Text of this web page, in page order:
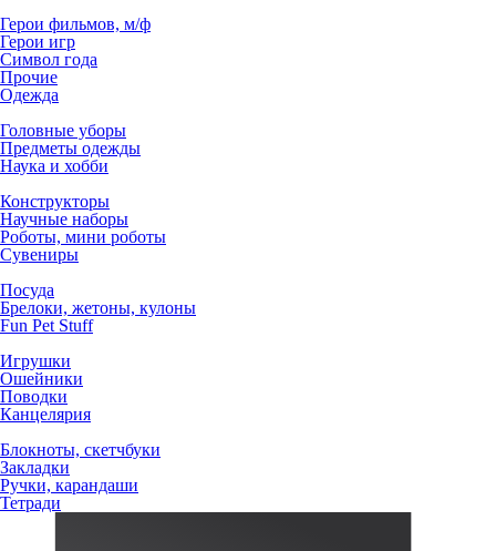
Герои фильмов, м/ф
Герои игр
Символ года
Прочие
Одежда
Головные уборы
Предметы одежды
Наука и хобби
Конструкторы
Научные наборы
Роботы, мини роботы
Сувениры
Посуда
Брелоки, жетоны, кулоны
Fun Pet Stuff
Игрушки
Ошейники
Поводки
Канцелярия
Блокноты, скетчбуки
Закладки
Ручки, карандаши
Тетради